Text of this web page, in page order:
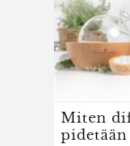
Miten